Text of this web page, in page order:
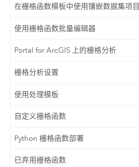
在栅格函数模板中使用镶嵌数据集项目
使用栅格函数批量编辑器
Portal for ArcGIS 上的栅格分析
栅格分析设置
使用处理模板
自定义栅格函数
Python 栅格函数部署
已弃用栅格函数